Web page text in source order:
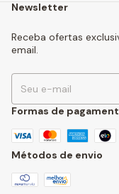
Newsletter
Receba ofertas
email.
Formas de
Métodos de envio